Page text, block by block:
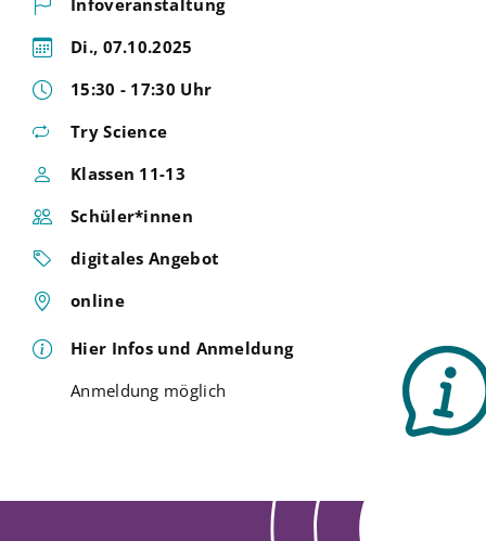
Infoveranstaltung
Di., 07.10.2025
15:30 - 17:30 Uhr
Try Science
Klassen 11-13
Schüler*innen
digitales Angebot
online
Hier Infos und Anmeldung
Anmeldung möglich